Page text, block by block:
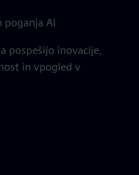
poganja AI
pospešijo inovacije,
in vpogled v